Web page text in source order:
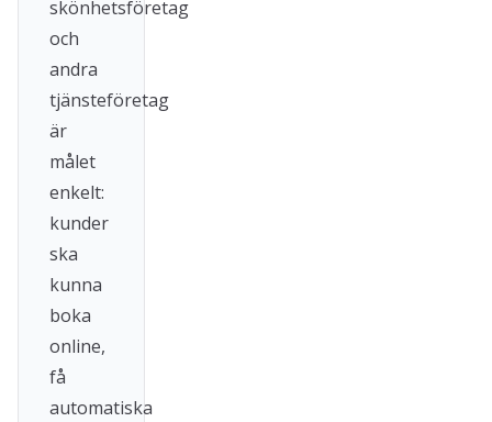
skönhetsföretag
och
andra
tjänsteföretag
är
målet
enkelt:
kunder
ska
kunna
boka
online,
få
automatiska